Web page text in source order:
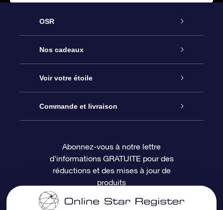
OSR
Service
À propos de l’OSR
Nous contacter
Questions fréquemment posées
Revues
Nos cadeaux
Cadeau d’étoile en ligne
Coffret cadeau OSR
Carte cadeau OSR
Voir votre étoile
Registre des étoiles
Page d’accueil personnalisée
Commande et livraison
Informations de paiement
Informations d’expédition
Abonnez-vous à notre lettre
d'informations GRATUITE pour des
réductions et des mises à jour de
produits